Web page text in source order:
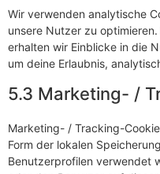
Wir verwenden analytische
unsere Nutzer zu
erhalten wir Einblicke in die
um deine Erlaubnis,
5.3 Marketing- /
Marketing- / Tracking-
Form der lokalen
Benutzerprofilen verwendet